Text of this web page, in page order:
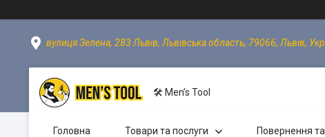
вулиця Зелена, 283 Львів, Львівська область, 79066, Львів,
🛠 Men’s Tool
Головна Товари та послуги Повернення